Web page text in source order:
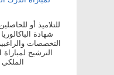
للتلاميذ أو
شهادة
التخصصات
الترشيح لمباراة
الملكي 2026